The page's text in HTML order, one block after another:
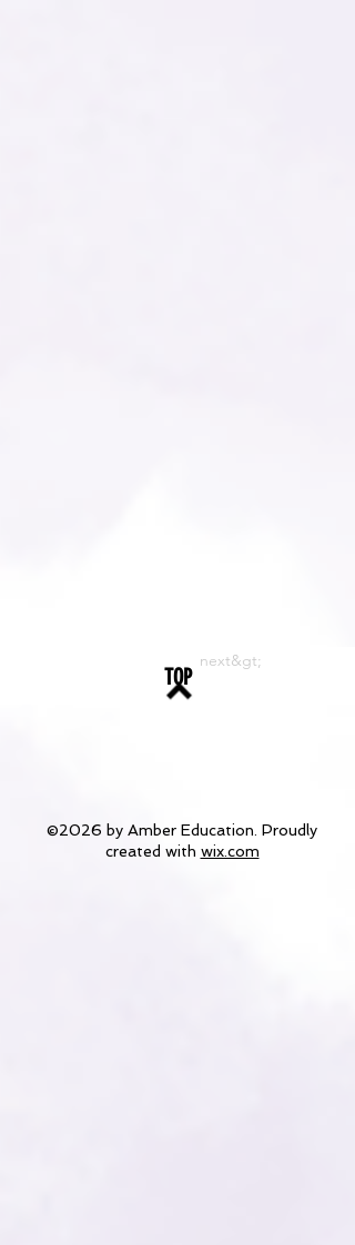
next&gt;
TOP
©2026 by Amber Education. Proudly
created with wix.com